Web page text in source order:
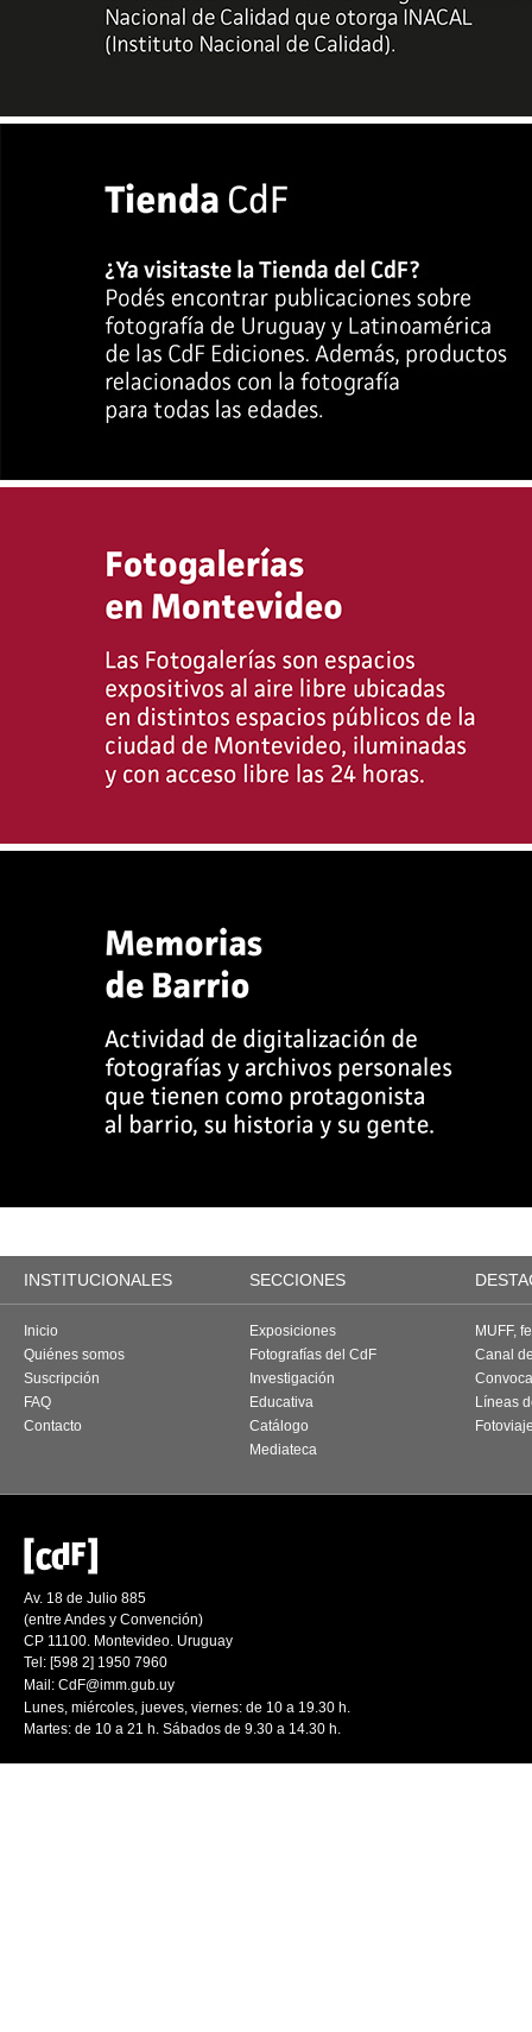
INSTITUCIONALES SECCIONES
Inicio
Quiénes somos
Suscripción
FAQ
Contacto
Exposiciones
Fotografías del CdF
Investigación
Educativa
Catálogo
Mediateca
MUFF,
Canal
Líneas
Av. 18 de Julio 885
(entre Andes y Convención)
CP 11100. Montevideo. Uruguay
Tel: [598 2] 1950 7960
Mail: CdF@imm.gub.uy
Lunes, miércoles, jueves, viernes: de 10 a 19.30 h.
Martes: de 10 a 21 h. Sábados de 9.30 a 14.30 h.